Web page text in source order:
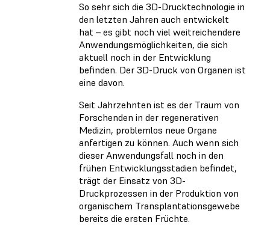
So sehr sich die 3D-Drucktechnologie in
den letzten Jahren auch entwickelt
hat – es gibt noch viel weitreichendere
Anwendungsmöglichkeiten, die sich
aktuell noch in der Entwicklung
befinden. Der 3D-Druck von Organen ist
eine davon.
Seit Jahrzehnten ist es der Traum von
Forschenden in der regenerativen
Medizin, problemlos neue Organe
anfertigen zu können. Auch wenn sich
dieser Anwendungsfall noch in den
frühen Entwicklungsstadien befindet,
trägt der Einsatz von 3D-
Druckprozessen in der Produktion von
organischem Transplantationsgewebe
bereits die ersten Früchte.